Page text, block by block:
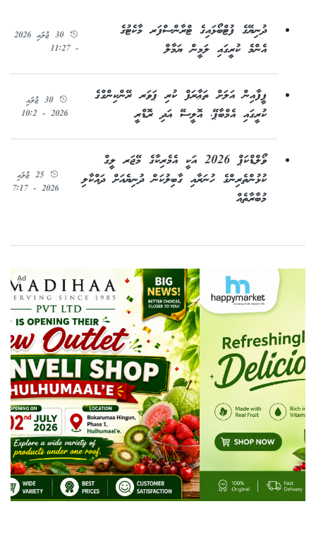
ދުނިޔޭގެ ފުޓްބޯޅައިގެ ޓްރާންސްފަރ މާކެޓުގެ
އެންމެ ކުރީގައި ލަމީން ޔަމާލް
30 ޖުލައި 2026
- 11:27
ފީފާއިން އަލަށް ތަޢާރަފް ކުރި ޕަވަރ ރޭންކިންގްގެ
ކުރީގައި އެމްބާޕޭ، އޮލީސޭ އަދި ރޮޑްރީ
30 ޖުލައި
2026 - 10:2
ވޯލްޑްކަޕް 2026 އަކީ އެމެރިކާގެ މޭޖަރ ލީގް
ކުޅުންތެރިންގެ ހުނަރާއި ގާބިލުކަން ދުނިޔެއަށް ދައްކާލި
މުބާރާތެއް
25 ޖުލައި
2026 - 7:17
Ad